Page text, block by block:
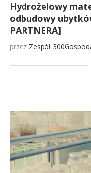
Hydrożelowy
odbudowy
PARTNERA]
przez Zespół